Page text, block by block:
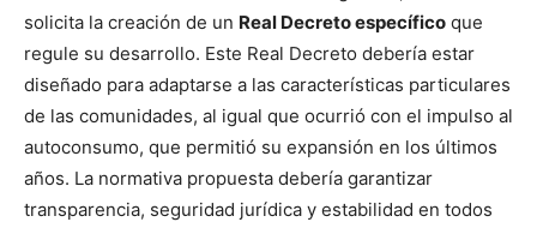
solicita la creación de un Real Decreto específico que
regule su desarrollo. Este Real Decreto debería estar
diseñado para adaptarse a las características particulares
de las comunidades, al igual que ocurrió con el impulso al
autoconsumo, que permitió su expansión en los últimos
años. La normativa propuesta debería garantizar
transparencia, seguridad jurídica y estabilidad en todos